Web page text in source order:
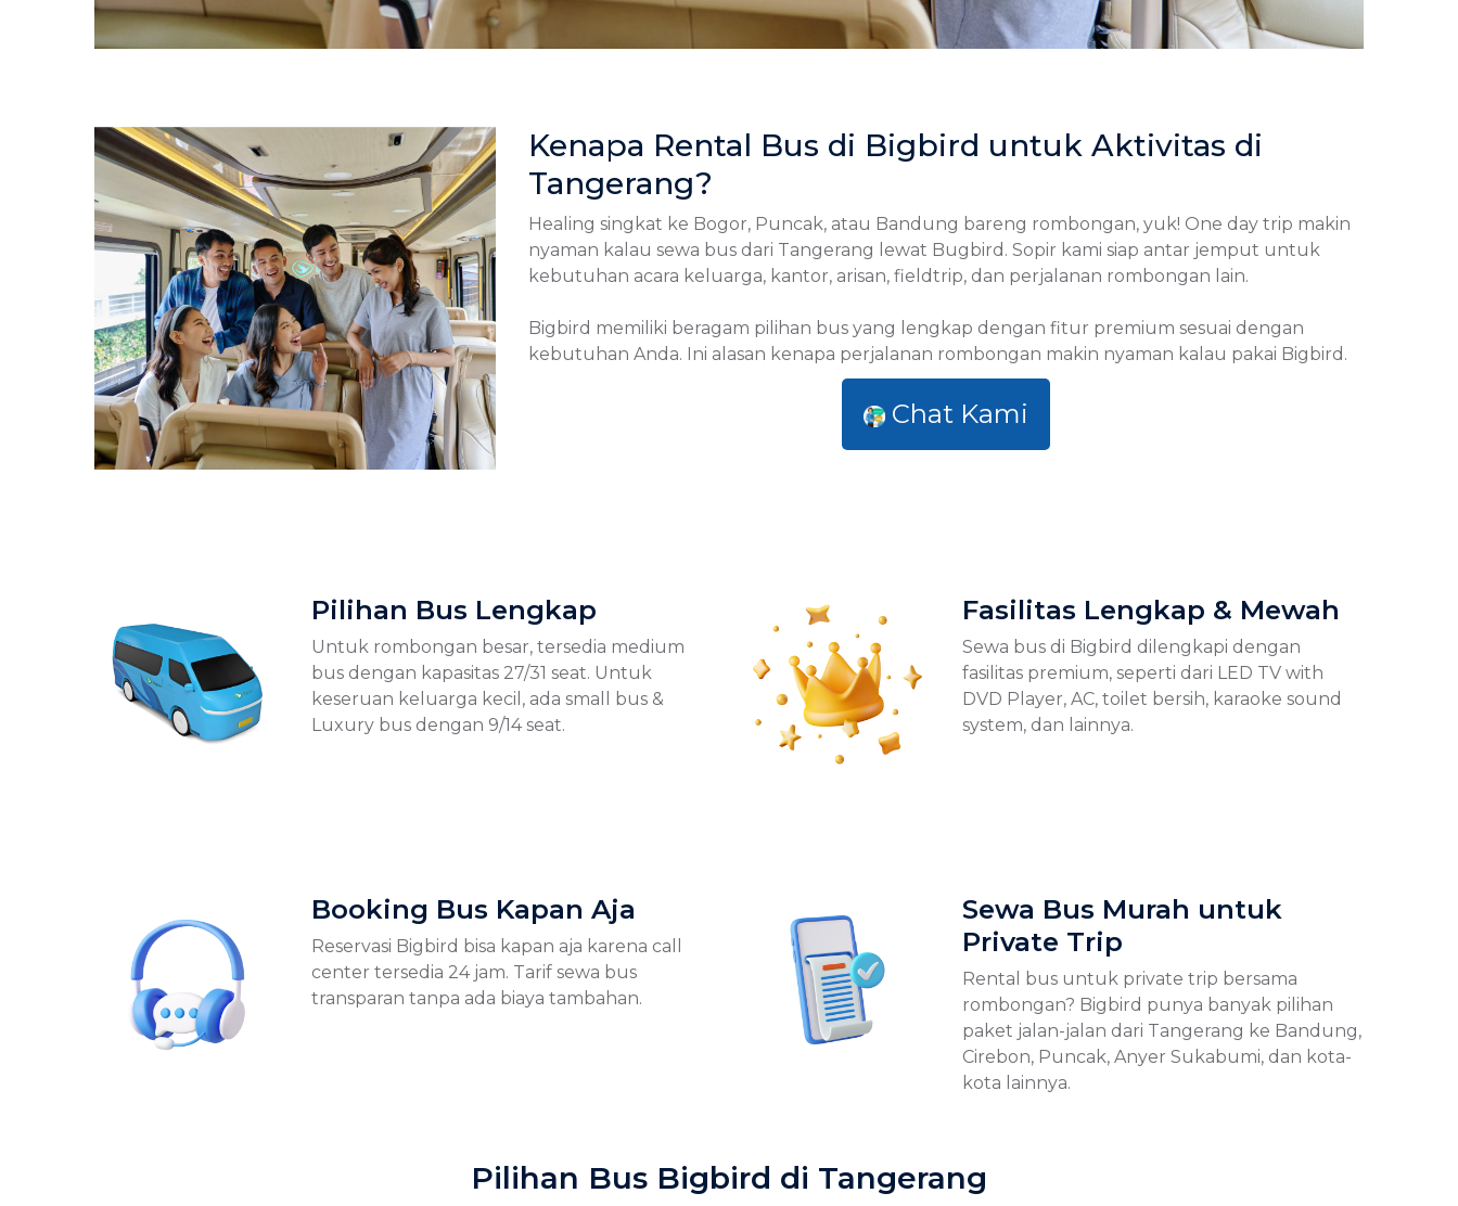
Kenapa Rental Bus di Bigbird untuk Aktivitas di
Tangerang?
Healing singkat ke Bogor, Puncak, atau Bandung bareng rombongan, yuk! One day trip makin
nyaman kalau sewa bus dari Tangerang lewat Bugbird. Sopir kami siap antar jemput untuk
kebutuhan acara keluarga, kantor, arisan, fieldtrip, dan perjalanan rombongan lain.
Bigbird memiliki beragam pilihan bus yang lengkap dengan fitur premium sesuai dengan
kebutuhan Anda. Ini alasan kenapa perjalanan rombongan makin nyaman kalau pakai Bigbird.
Chat Kami
Pilihan Bus Lengkap
Untuk rombongan besar, tersedia medium
bus dengan kapasitas 27/31 seat. Untuk
keseruan keluarga kecil, ada small bus &
Luxury bus dengan 9/14 seat.
Fasilitas Lengkap & Mewah
Sewa bus di Bigbird dilengkapi dengan
fasilitas premium, seperti dari LED TV with
DVD Player, AC, toilet bersih, karaoke sound
system, dan lainnya.
Booking Bus Kapan Aja
Reservasi Bigbird bisa kapan aja karena call
center tersedia 24 jam. Tarif sewa bus
transparan tanpa ada biaya tambahan.
Sewa Bus Murah untuk
Private Trip
Rental bus untuk private trip bersama
rombongan? Bigbird punya banyak pilihan
paket jalan-jalan dari Tangerang ke Bandung,
Cirebon, Puncak, Anyer Sukabumi, dan kota-
kota lainnya.
Pilihan Bus Bigbird di Tangerang